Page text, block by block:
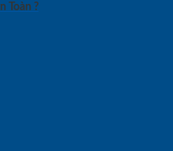
Toàn ?